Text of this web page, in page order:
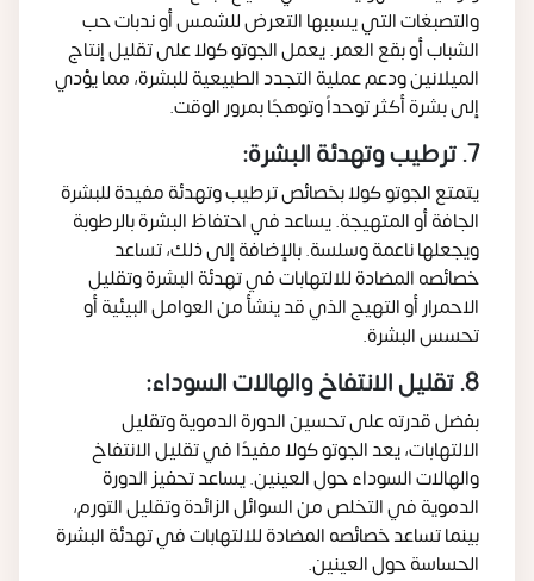
والتصبغات التي يسببها التعرض للشمس أو ندبات حب
الشباب أو بقع العمر. يعمل الجوتو كولا على تقليل إنتاج
الميلانين ودعم عملية التجدد الطبيعية للبشرة، مما يؤدي
إلى بشرة أكثر توحداً وتوهجًا بمرور الوقت.
7. ترطيب وتهدئة البشرة:
يتمتع الجوتو كولا بخصائص ترطيب وتهدئة مفيدة للبشرة
الجافة أو المتهيجة. يساعد في احتفاظ البشرة بالرطوبة
ويجعلها ناعمة وسلسة. بالإضافة إلى ذلك، تساعد
خصائصه المضادة للالتهابات في تهدئة البشرة وتقليل
الاحمرار أو التهيج الذي قد ينشأ من العوامل البيئية أو
تحسس البشرة.
8. تقليل الانتفاخ والهالات السوداء:
بفضل قدرته على تحسين الدورة الدموية وتقليل
الالتهابات، يعد الجوتو كولا مفيدًا في تقليل الانتفاخ
والهالات السوداء حول العينين. يساعد تحفيز الدورة
الدموية في التخلص من السوائل الزائدة وتقليل التورم،
بينما تساعد خصائصه المضادة للالتهابات في تهدئة البشرة
الحساسة حول العينين.